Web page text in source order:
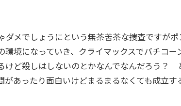
メでしょうにという無茶苦茶な捜査ですが
環境になっていき、クライマックスでバチコ
けど殺しはしないのとかなんでなんだろう？
があったり面白いけどまるまるなくても成立